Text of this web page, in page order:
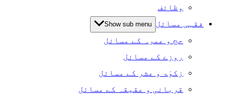
وظائف
فقہی مسائل Show sub menu
حج و عمرہ کے مسائل
روزے کے مسائل
زکوٰۃ و عشر کے مسائل
قربانی و عقیقہ کے مسائل